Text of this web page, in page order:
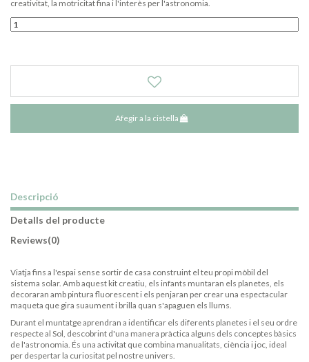
creativitat, la motricitat fina i l'interès per l'astronomia.
Afegir a la cistella
Descripció
Detalls del producte
Reviews(0)
Viatja fins a l'espai sense sortir de casa construint el teu propi mòbil del
sistema solar. Amb aquest kit creatiu, els infants muntaran els planetes, els
decoraran amb pintura fluorescent i els penjaran per crear una espectacular
maqueta que gira suaument i brilla quan s'apaguen els llums.
Durant el muntatge aprendran a identificar els diferents planetes i el seu ordre
respecte al Sol, descobrint d'una manera pràctica alguns dels conceptes bàsics
de l'astronomia. És una activitat que combina manualitats, ciència i joc, ideal
per despertar la curiositat pel nostre univers.